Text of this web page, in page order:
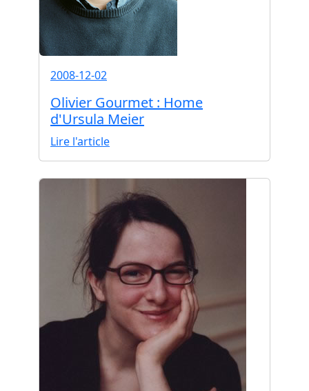
2008-12-02
Olivier Gourmet : Home
d'Ursula Meier
Lire l'article